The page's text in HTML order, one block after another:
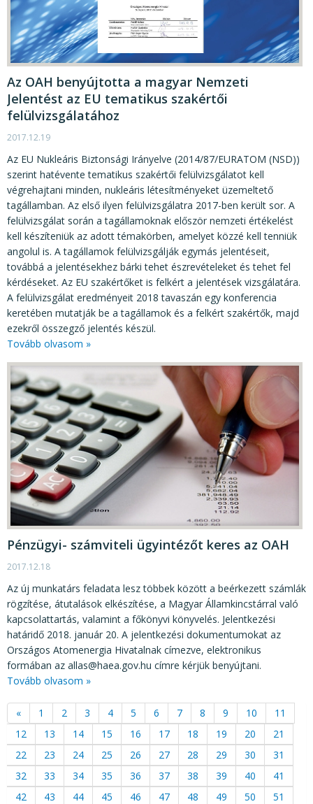
Az OAH benyújtotta a magyar Nemzeti
Jelentést az EU tematikus szakértői
felülvizsgálatához
2017.12.19
Az EU Nukleáris Biztonsági Irányelve (2014/87/EURATOM (NSD))
szerint hatévente tematikus szakértői felülvizsgálatot kell
végrehajtani minden, nukleáris létesítményeket üzemeltető
tagállamban. Az első ilyen felülvizsgálatra 2017-ben került sor. A
felülvizsgálat során a tagállamoknak először nemzeti értékelést
kell készíteniük az adott témakörben, amelyet közzé kell tenniük
angolul is. A tagállamok felülvizsgálják egymás jelentéseit,
továbbá a jelentésekhez bárki tehet észrevételeket és tehet fel
kérdéseket. Az EU szakértőket is felkért a jelentések vizsgálatára.
A felülvizsgálat eredményeit 2018 tavaszán egy konferencia
keretében mutatják be a tagállamok és a felkért szakértők, majd
ezekről összegző jelentés készül.
Tovább olvasom »
Pénzügyi- számviteli ügyintézőt keres az OAH
2017.12.18
Az új munkatárs feladata lesz többek között a beérkezett számlák
rögzítése, átutalások elkészítése, a Magyar Államkincstárral való
kapcsolattartás, valamint a főkönyvi könyvelés. Jelentkezési
határidő 2018. január 20. A jelentkezési dokumentumokat az
Országos Atomenergia Hivatalnak címezve, elektronikus
formában az allas@haea.gov.hu címre kérjük benyújtani.
Tovább olvasom »
« 1 2 3 4 5 6 7 8 9 10
11
12
13 14 15 16 17 18 19 20
21
22
23 24 25 26 27 28 29 30
31
32
33 34 35 36 37 38 39 40
41
42
43 44 45 46 47 48 49 50
51